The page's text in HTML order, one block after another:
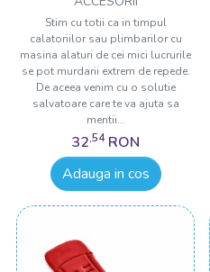
Stim cu totii ca in timpul
calatoriilor sau plimbarilor cu
masina alaturi de cei mici lucrurile
se pot murdarii extrem de repede.
De aceea venim cu o solutie
salvatoare care te va ajuta sa
mentii...
32,54 RON
Adauga in cos